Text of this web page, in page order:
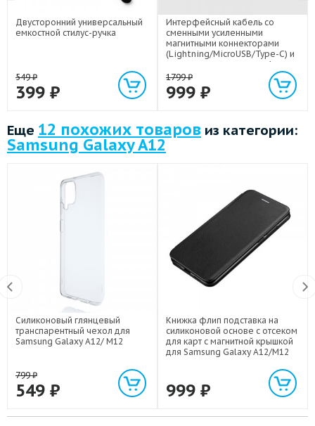
Двусторонний универсальный
емкостной стилус-ручка
549₽
399 ₽
Интерфейсный кабель со
сменными усиленными
магнитными коннекторами
(Lightning/MicroUSB/Type-C) и
световым индикатором 1м
1799₽
999 ₽
Еще 12 похожих товаров из категории:
Samsung Galaxy A12
Силиконовый глянцевый
транспарентный чехол для
Samsung Galaxy A12/ M12
799₽
549 ₽
Книжка флип подставка на
силиконовой основе с отсеком
для карт с магнитной крышкой
для Samsung Galaxy A12/M12
999 ₽